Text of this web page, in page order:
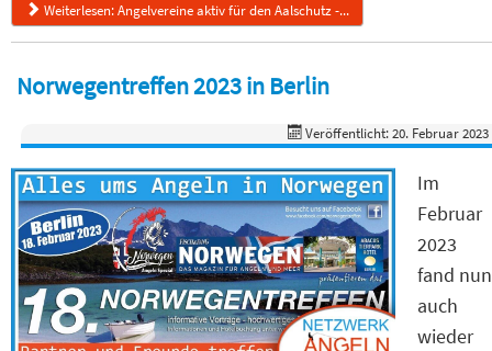
Weiterlesen: Angelvereine aktiv für den Aalschutz -...
Norwegentreffen 2023 in Berlin
Veröffentlicht: 20. Februar 2023
Im
Februar
2023
fand nun
auch
wieder